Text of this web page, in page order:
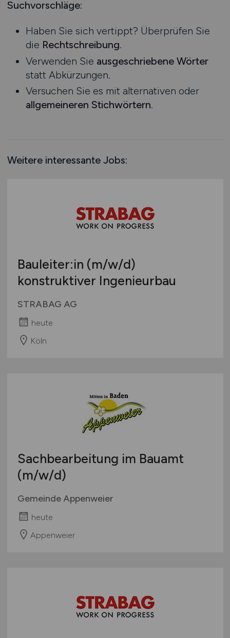
Leitung / Management
Restauration
Sanierung
Statiker
Techniker
Technische Angestellte
Mecklenburg-Vorpommern
Nordrhein-Westfalen
Rheinland-Pfalz
Saarland
Sachsen
Sachsen-Anhalt
Schleswig-Holstein
Schweiz
Suchvorschläge:
Haben Sie sich vertippt? Überprüfen Sie
die Rechtschreibung.
Verwenden Sie ausgeschriebene Wörter
statt Abkürzungen.
Versuchen Sie es mit alternativen oder
allgemeineren Stichwörtern.
Weitere interessante Jobs:
Bauleiter:in (m/w/d)
konstruktiver Ingenieurbau
STRABAG AG
heute
Köln
Sachbearbeitung im Bauamt
(m/w/d)
Gemeinde Appenweier
heute
Appenweier